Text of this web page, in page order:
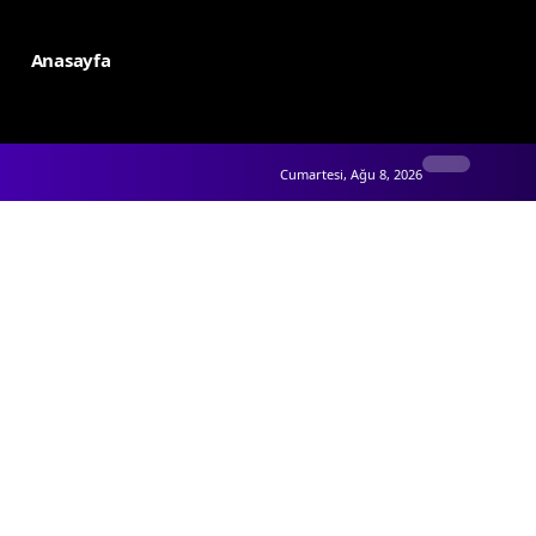
Anasayfa
Cumartesi, Ağu 8, 2026